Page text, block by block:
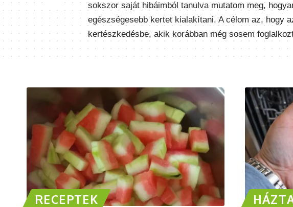
sokszor saját hibáimból tanulva mutatom meg,
egészségesebb kertet kialakítani. A célom az, hogy
kertészkedésbe, akik korábban még sosem
RECEPTEK